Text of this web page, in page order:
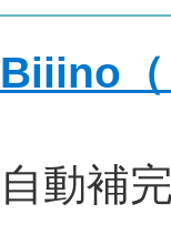
Biiino（
自動補